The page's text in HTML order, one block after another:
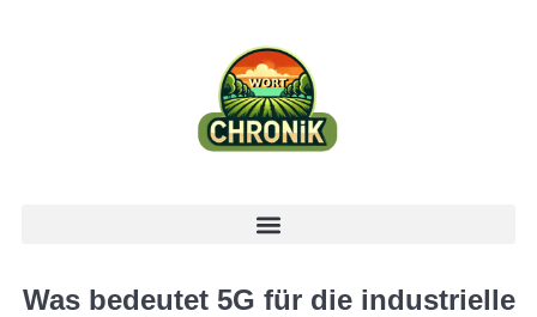
Was bedeutet 5G für die industrielle